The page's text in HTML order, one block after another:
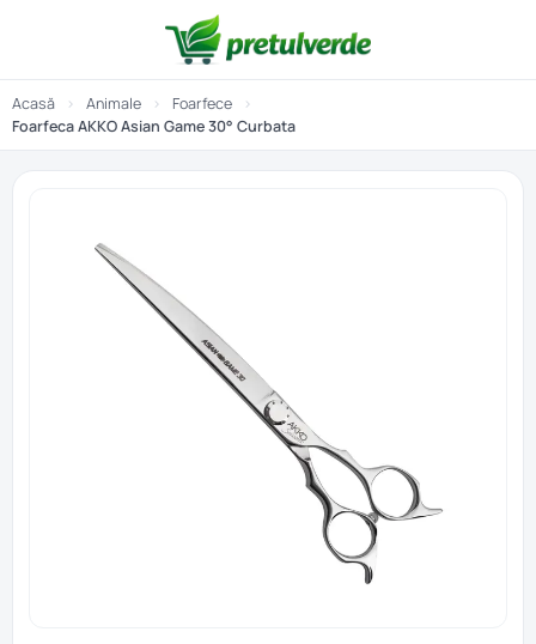
Acasă › Animale › Foarfece
›
Foarfeca AKKO Asian Game 30° Curbata